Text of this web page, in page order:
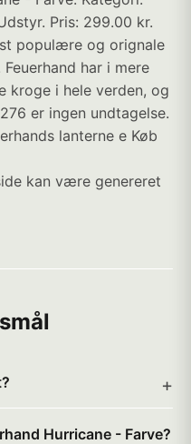
Pris: 299.00 kr.
populære og orignale
har i mere
kroge i hele verden, og
er ingen undtagelse.
lanterne e Køb
kan være genereret
Hurricane - Farve?